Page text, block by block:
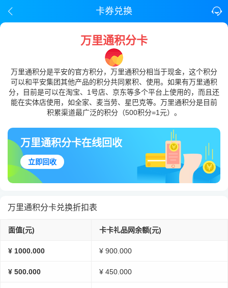
卡券兑换
万里通积分卡
万里通积分是平安的官方积分，万里通积分相当于现金，这个积分
可以和平安集团其他产品的积分共同累积、使用。如果有万里通积
分，目前是可以在淘宝、1号店、京东等多个平台上使用的，而且还
能在实体店使用，如全家、麦当劳、星巴克等。万里通积分是目前
积累渠道最广泛的积分（500积分=1元）。
万里通积分卡在线回收
立即回收
万里通积分卡兑换折扣表
面值(元) 卡卡礼品网余额(元)
¥ 1000.000 ¥ 900.000
¥ 500.000 ¥ 450.000